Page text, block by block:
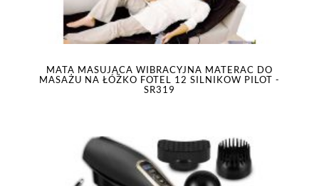
MATA MASUJĄCA WIBRACYJNA MATERAC DO
MASAŻU NA ŁÓŻKO FOTEL 12 SILNIKOW PILOT -
SR319